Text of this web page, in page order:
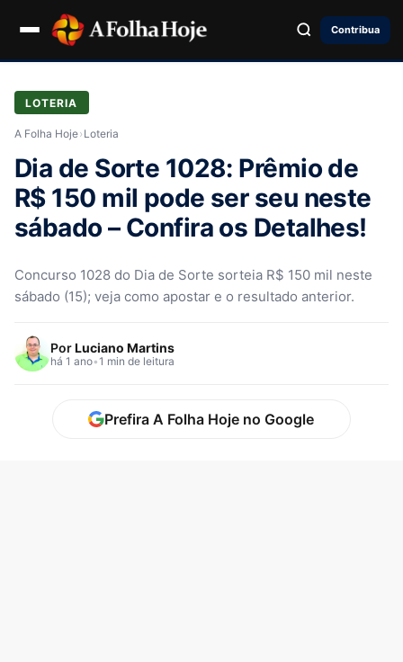
Contribua
LOTERIA
A Folha Hoje› Loteria
Dia de Sorte 1028: Prêmio de
R$ 150 mil pode ser seu neste
sábado – Confira os Detalhes!
Concurso 1028 do Dia de Sorte sorteia R$ 150 mil neste
sábado (15); veja como apostar e o resultado anterior.
PorLuciano Martins
há 1 ano•1 min de leitura
Prefira A Folha Hoje no Google